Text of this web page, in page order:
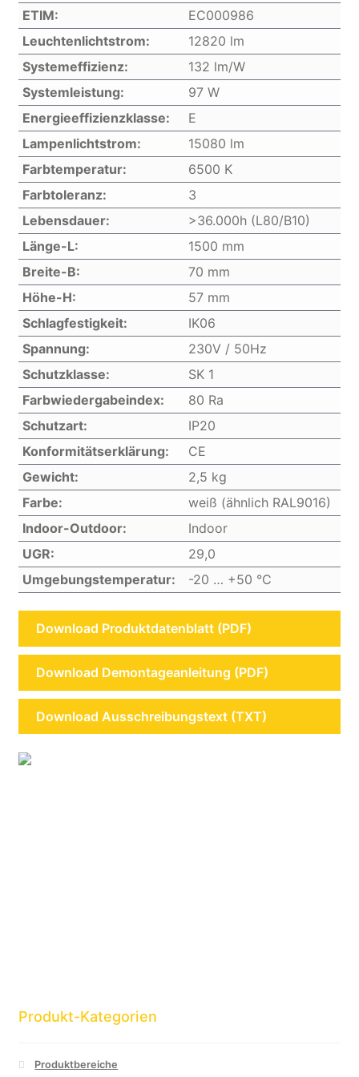
ETIM:
EC000986
Leuchtenlichtstrom:
12820 lm
Systemeffizienz:
132 lm/W
Systemleistung:
97 W
Energieeffizienzklasse:
E
Lampenlichtstrom:
15080 lm
Farbtemperatur:
6500 K
Farbtoleranz:
3
Lebensdauer:
>36.000h (L80/B10)
Länge-L:
1500 mm
Breite-B:
70 mm
Höhe-H:
57 mm
Schlagfestigkeit:
IK06
Spannung:
230V / 50Hz
Schutzklasse:
SK 1
Farbwiedergabeindex:
80 Ra
Schutzart:
IP20
Konformitätserklärung:
CE
Gewicht:
2,5 kg
Farbe:
weiß (ähnlich RAL9016)
Indoor-Outdoor:
Indoor
UGR:
29,0
Umgebungstemperatur:
-20 … +50 °C
Download Produktdatenblatt (PDF)
Download Demontageanleitung (PDF)
Download Ausschreibungstext (TXT)
Produkt-Kategorien
Produktbereiche